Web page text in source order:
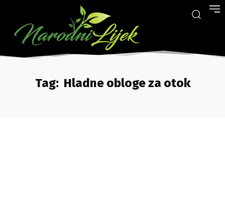
Tag: Hladne obloge za otok